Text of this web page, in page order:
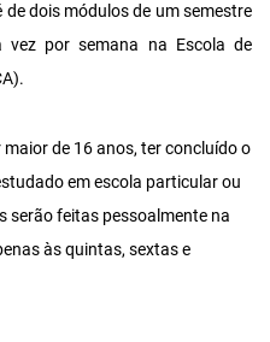
dois módulos de um semestre
vez por semana na Escola de
maior de 16 anos, ter concluído o
em escola particular ou
serão feitas pessoalmente na
às quintas, sextas e